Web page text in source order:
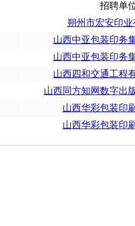
招聘单
朔州市宏安印业
山西中亚包装印务
山西中亚包装印务
山西四和交通工程
山西同方知网数字出
山西华彩包装印
山西华彩包装印